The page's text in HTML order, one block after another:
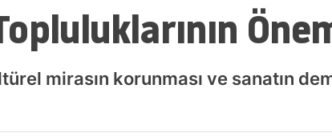
mirasın korunması ve sanatın